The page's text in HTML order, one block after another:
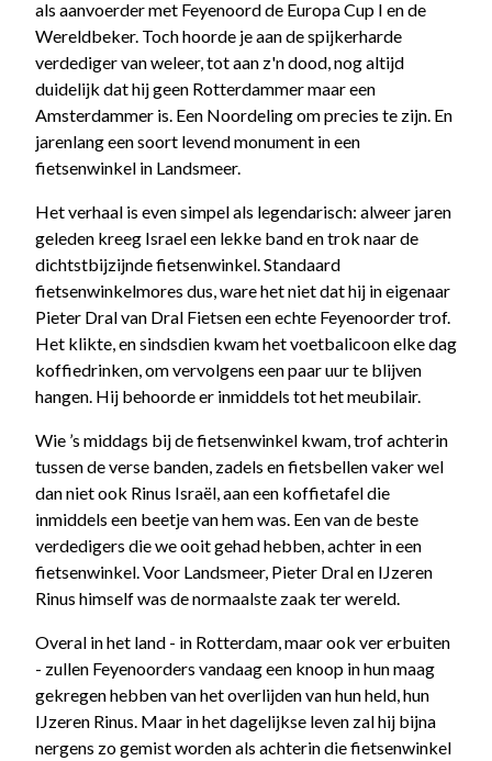
als aanvoerder met Feyenoord de Europa Cup I en de
Wereldbeker. Toch hoorde je aan de spijkerharde
verdediger van weleer, tot aan z'n dood, nog altijd
duidelijk dat hij geen Rotterdammer maar een
Amsterdammer is. Een Noordeling om precies te zijn. En
jarenlang een soort levend monument in een
fietsenwinkel in Landsmeer.
Het verhaal is even simpel als legendarisch: alweer jaren
geleden kreeg Israel een lekke band en trok naar de
dichtstbijzijnde fietsenwinkel. Standaard
fietsenwinkelmores dus, ware het niet dat hij in eigenaar
Pieter Dral van Dral Fietsen een echte Feyenoorder trof.
Het klikte, en sindsdien kwam het voetbalicoon elke dag
koffiedrinken, om vervolgens een paar uur te blijven
hangen. Hij behoorde er inmiddels tot het meubilair.
Wie ’s middags bij de fietsenwinkel kwam, trof achterin
tussen de verse banden, zadels en fietsbellen vaker wel
dan niet ook Rinus Israël, aan een koffietafel die
inmiddels een beetje van hem was. Een van de beste
verdedigers die we ooit gehad hebben, achter in een
fietsenwinkel. Voor Landsmeer, Pieter Dral en IJzeren
Rinus himself was de normaalste zaak ter wereld.
Overal in het land - in Rotterdam, maar ook ver erbuiten
- zullen Feyenoorders vandaag een knoop in hun maag
gekregen hebben van het overlijden van hun held, hun
IJzeren Rinus. Maar in het dagelijkse leven zal hij bijna
nergens zo gemist worden als achterin die fietsenwinkel